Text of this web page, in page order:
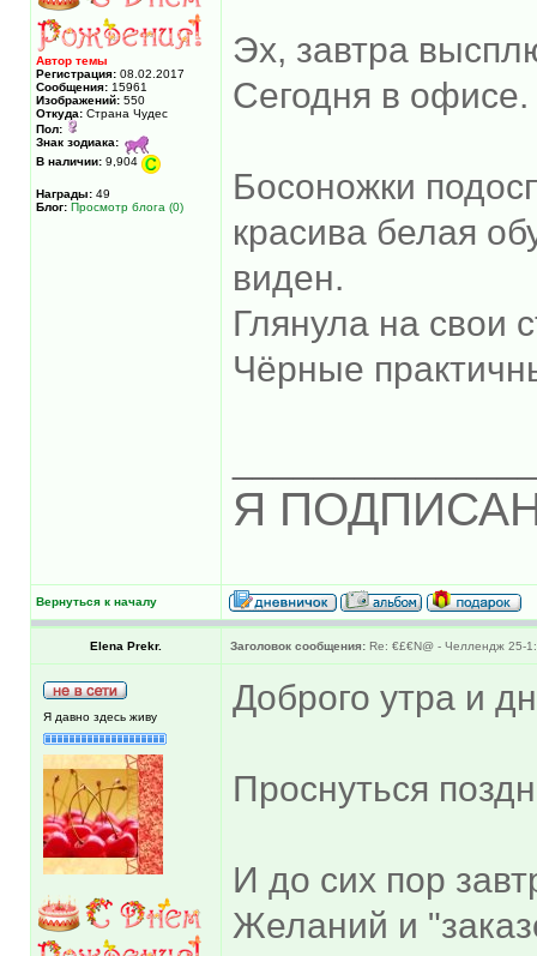
Автор темы
Регистрация: 08.02.2017
Сообщения: 15961
Изображений: 550
Откуда: Страна Чудес
Пол:
Знак зодиака:
В наличии: 9,904
Награды: 49
Блог: Просмотр блога (0)
Эх, завтра
Сегодня в
Босоножки
красива белая
виден.
Глянула на свои
Чёрные
Я
Вернуться к началу
Elena Prekr. Заголовок сообщения: Re: €£€N@ - Челлендж 25-
Я давно здесь живу Доброго утра и
Проснуться
И до сих пор
Желаний и